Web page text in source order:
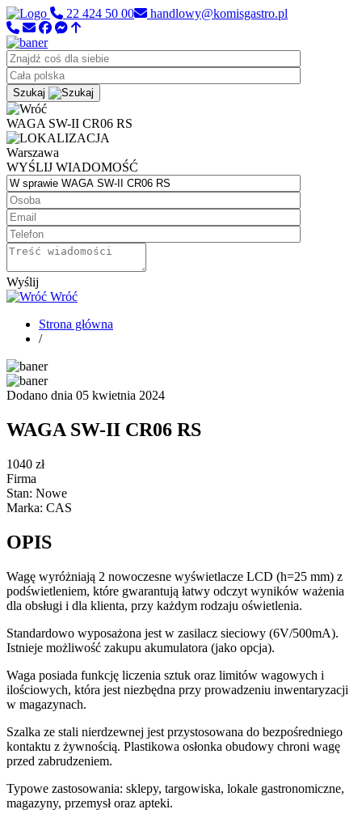
22 424 50 00 handlowy@komisgastro.pl
Szukaj
WAGA SW-II CR06 RS
Warszawa
WYŚLIJ WIADOMOŚĆ
Wyślij
Wróć
Strona główna
/
Dodano dnia 05 kwietnia 2024
WAGA SW-II CR06 RS
1040 zł
Firma
Stan: Nowe
Marka: CAS
OPIS
Wagę wyróżniają 2 nowoczesne wyświetlacze LCD (h=25 mm) z
podświetleniem, które gwarantują łatwy odczyt wyników ważenia
dla obsługi i dla klienta, przy każdym rodzaju oświetlenia.
Standardowo wyposażona jest w zasilacz sieciowy (6V/500mA).
Istnieje możliwość zakupu akumulatora (jako opcja).
Waga posiada funkcję liczenia sztuk oraz limitów wagowych i
ilościowych, która jest niezbędna przy prowadzeniu inwentaryzacji
w magazynach.
Szalka ze stali nierdzewnej jest przystosowana do bezpośredniego
kontaktu z żywnością. Plastikowa osłonka obudowy chroni wagę
przed zabrudzeniem.
Typowe zastosowania: sklepy, targowiska, lokale gastronomiczne,
magazyny, przemysł oraz apteki.